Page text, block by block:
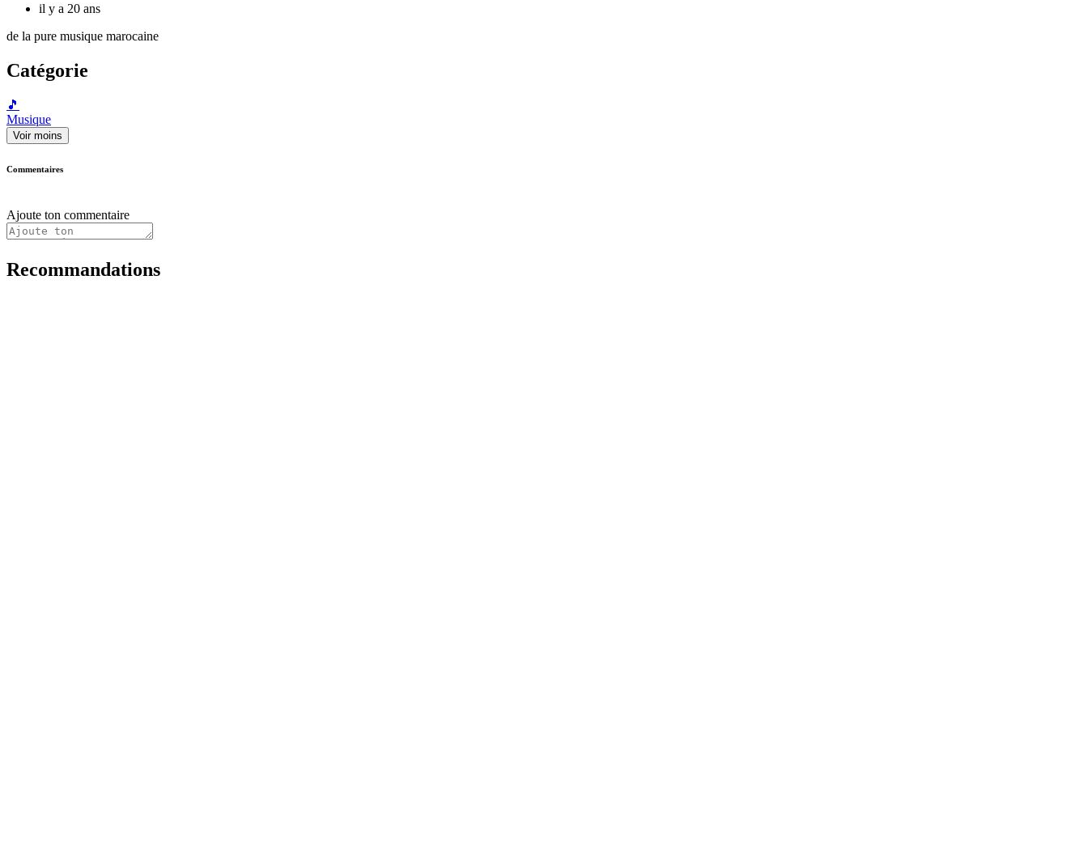
il y a 20 ans
de la pure musique marocaine
Catégorie
🎵
Musique
Voir moins
Commentaires
Ajoute ton commentaire
Recommandations